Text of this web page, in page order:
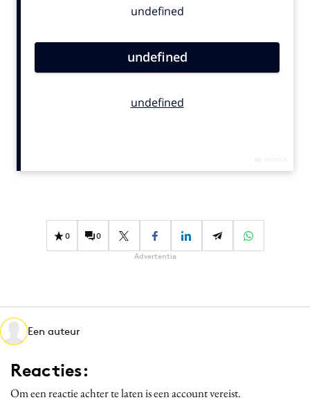
Contentmarketing
Effectiviteit
Gedragsverandering
Martech
Media
Merkstrategie
PR
Programmatic
0 0
Advertentie
Een auteur
Reacties:
Om een reactie achter te laten is een account vereist.